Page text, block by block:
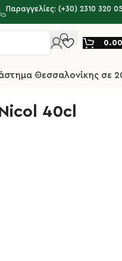
Παραγγελίες: (+30) 2310 320
0.00
Θεσσαλονίκης σε
40cl